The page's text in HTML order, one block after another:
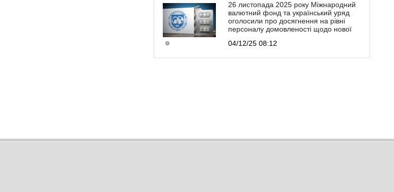
26 листопада 2025 року Міжнародний
валютний фонд та український уряд
оголосили про досягнення на рівні
персоналу домовленості щодо нової
04/12/25 08:12